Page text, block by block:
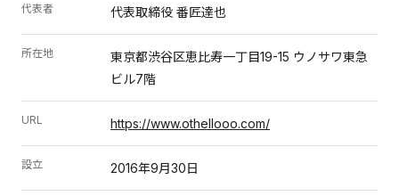
代表者 代表取締役 番匠達也
所在地
東京都渋谷区恵比寿一丁目19-15 ウノサワ東急
ビル7階
URL https://www.othellooo.com/
設立 2016年9月30日